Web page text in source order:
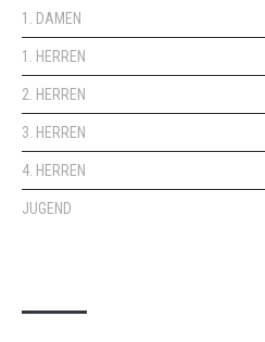
1. DAMEN
1. HERREN
2. HERREN
3. HERREN
4. HERREN
JUGEND